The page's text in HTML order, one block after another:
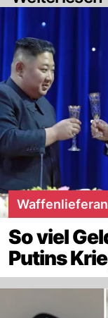
So viel
Putins